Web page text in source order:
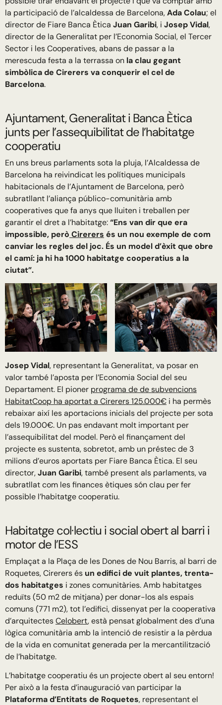
la participació de l’alcaldessa de Barcelona,Ada Colau; el
director de Fiare Banca Ètica Juan Garibi, i Josep Vidal,
director de la Generalitat per l’Economia Social, el Tercer
Sector i les Cooperatives, abans de passar a la
merescuda festa a la terrassa on la clau gegant
simbòlica de Cirerers va conquerir el cel de
Barcelona.
Ajuntament, Generalitat i Banca Ètica
junts per l’assequibilitat de l’habitatge
cooperatiu
En uns breus parlaments sota la pluja, l’Alcaldessa de
Barcelona ha reivindicat les polítiques municipals
habitacionals de l’Ajuntament de Barcelona, però
subratllant l’aliança público-comunitària amb
cooperatives que fa anys que lluiten i treballen per
garantir el dret a l’habitatge:“Ens van dir que era
impossible, però Cirerers és un nou exemple de com
canviar les regles del joc. És un model d’èxit que obre
el camí: ja hi ha 1000 habitatge cooperatius a la
ciutat”.
Josep Vidal, representant la Generalitat, va posar en
valor també l’aposta per l’Economia Social del seu
Departament. El pioner programa de de subvencions
HabitatCoop ha aportat a Cirerers 125.000€ i ha permès
rebaixar així les aportacions inicials del projecte per sota
dels 19.000€. Un pas endavant molt important per
l’assequibilitat del model. Però el finançament del
projecte es sustenta, sobretot, amb un préstec de 3
milions d’euros aportats per Fiare Banca Ètica. El seu
director,Juan Garibi, també present als parlaments, va
subratllat com les finances ètiques són clau per fer
possible l’habitatge cooperatiu.
Habitatge col·lectiu i social obert al barri i
motor de l’ESS
Emplaçat a la Plaça de les Dones de Nou Barris, al barri de
Roquetes, Cirerers és un edifici de vuit plantes, trenta-
dos habitatges i zones comunitàries. Amb habitatges
reduïts (50 m2 de mitjana) per donar-los als espais
comuns (771 m2), tot l’edifici, dissenyat per la cooperativa
d’arquitectesCelobert, està pensat globalment des d’una
lògica comunitària amb la intenció de resistir a la pèrdua
de la vida en comunitat generada per la mercantilització
de l’habitatge.
L’habitatge cooperatiu és un projecte obert al seu entorn!
Per això a la festa d’inauguració van participar la
Plataforma d’Entitats de Roquetes, representant el